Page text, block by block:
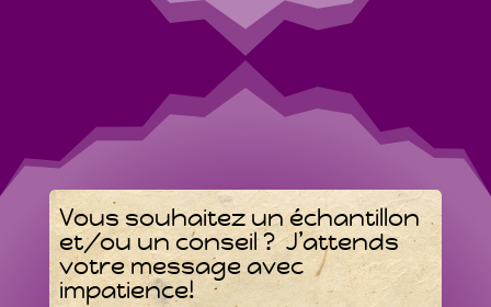
Vous souhaitez un échantillon
et/ou un conseil ? J’attends
votre message avec
impatience!